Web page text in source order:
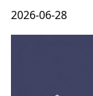
2026-06-28